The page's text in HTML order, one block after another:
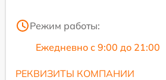
Режим работы:
Ежедневно с 9:00 до 21:00
РЕКВИЗИТЫ КОМПАНИИ